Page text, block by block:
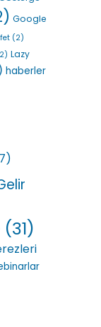
Google
(2)
Lazy
haberler
(31)